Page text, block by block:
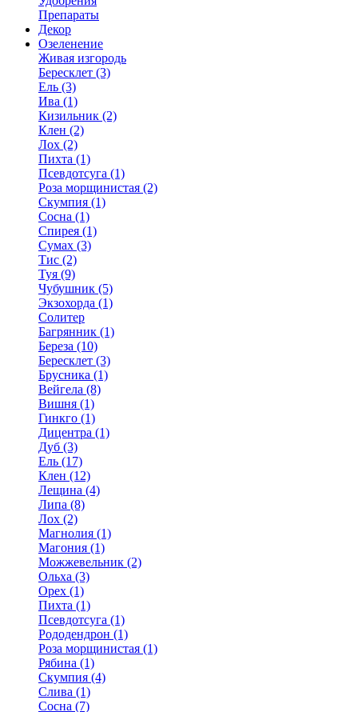
Препараты
Декор
Озеленение
Живая изгородь
Бересклет (3)
Ель (3)
Ива (1)
Кизильник (2)
Клен (2)
Лох (2)
Пихта (1)
Псевдотсуга (1)
Роза морщинистая (2)
Скумпия (1)
Сосна (1)
Спирея (1)
Сумах (3)
Тис (2)
Туя (9)
Чубушник (5)
Экзохорда (1)
Солитер
Багрянник (1)
Береза (10)
Бересклет (3)
Брусника (1)
Вейгела (8)
Вишня (1)
Гинкго (1)
Дицентра (1)
Дуб (3)
Ель (17)
Клен (12)
Лещина (4)
Липа (8)
Лох (2)
Магнолия (1)
Магония (1)
Можжевельник (2)
Ольха (3)
Орех (1)
Пихта (1)
Псевдотсуга (1)
Рододендрон (1)
Роза морщинистая (1)
Рябина (1)
Скумпия (4)
Слива (1)
Сосна (7)